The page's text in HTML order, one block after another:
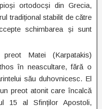
ortodocși din Grecia,
tradițional stabilit de către
schimbarea și sunt
Matei (Karpatakis)
în neascultare, fără o
său duhovnicesc. El
preot atonit care încalcă
15 al Sfinților Apostoli,